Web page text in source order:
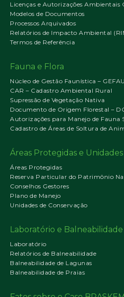
Licenças e Autorizações Ambientais
Modelos de Documentos
Processos Arquivados
Relatórios de Impacto Ambiental
Termos de Referência
Fauna e Flora
Núcleo de Gestão Faunística – GEFAU
CAR – Cadastro Ambiental Rural
Supressão de Vegetação Nativa
Documento de Origem Florestal –
Autorizações para Manejo de Fauna
Cadastro de Áreas de Soltura de
Áreas Protegidas e
Áreas Protegidas
Reserva Particular do Patrimônio
Conselhos Gestores
Plano de Manejo
Unidades de Conservação
Laboratório e Balneabilidade
Laboratório
Relatórios de Balneabilidade
Balneabilidade de Lagunas
Balneabilidade de Praias